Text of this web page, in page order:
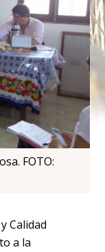
FOTO:
Calidad
a la